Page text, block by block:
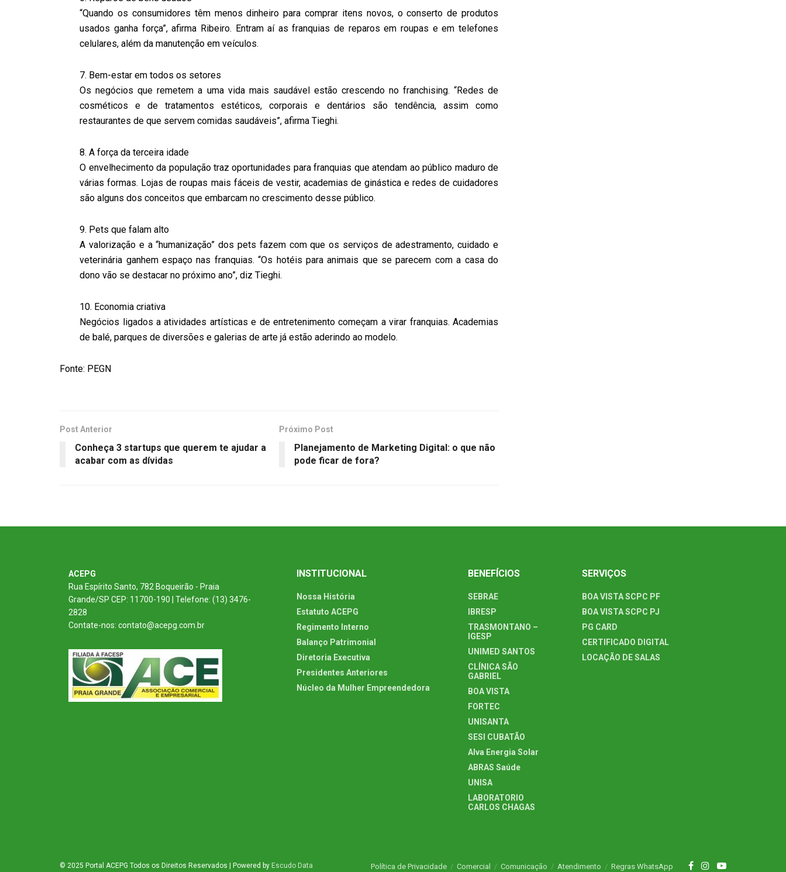
“Quando os consumidores têm menos dinheiro para comprar itens novos, o conserto de produtos
usados ganha força”, afirma Ribeiro. Entram aí as franquias de reparos em roupas e em telefones
celulares, além da manutenção em veículos.
7. Bem-estar em todos os setores
Os negócios que remetem a uma vida mais saudável estão crescendo no franchising. “Redes de
cosméticos e de tratamentos estéticos, corporais e dentários são tendência, assim como
restaurantes de que servem comidas saudáveis”, afirma Tieghi.
8. A força da terceira idade
O envelhecimento da população traz oportunidades para franquias que atendam ao público maduro de
várias formas. Lojas de roupas mais fáceis de vestir, academias de ginástica e redes de cuidadores
são alguns dos conceitos que embarcam no crescimento desse público.
9. Pets que falam alto
A valorização e a “humanização” dos pets fazem com que os serviços de adestramento, cuidado e
veterinária ganhem espaço nas franquias. “Os hotéis para animais que se parecem com a casa do
dono vão se destacar no próximo ano”, diz Tieghi.
10. Economia criativa
Negócios ligados a atividades artísticas e de entretenimento começam a virar franquias. Academias
de balé, parques de diversões e galerias de arte já estão aderindo ao modelo.
Fonte: PEGN
Post Anterior
Conheça 3 startups que querem te ajudar a
acabar com as dívidas
Próximo Post
Planejamento de Marketing Digital: o que não
pode ficar de fora?
ACEPG
Rua Espírito Santo, 782 Boqueirão - Praia
Grande/SP CEP: 11700-190 | Telefone: (13) 3476-
2828
Contate-nos: contato@acepg.com.br
INSTITUCIONAL
Nossa História
Estatuto ACEPG
Regimento Interno
Balanço Patrimonial
Diretoria Executiva
Presidentes Anteriores
Núcleo da Mulher Empreendedora
BENEFÍCIOS
SEBRAE
IBRESP
TRASMONTANO –
IGESP
UNIMED SANTOS
CLÍNICA SÃO
GABRIEL
BOA VISTA
FORTEC
UNISANTA
SESI CUBATÃO
Alva Energia Solar
ABRAS Saúde
UNISA
LABORATORIO
CARLOS CHAGAS
SERVIÇOS
BOA VISTA SCPC PF
BOA VISTA SCPC PJ
PG CARD
CERTIFICADO DIGITAL
LOCAÇÃO DE SALAS
Política de Privacidade Comercial Comunicação Atendimento Regras WhatsApp
© 2025 Portal ACEPG Todos os Direitos Reservados | Powered by Escudo Data